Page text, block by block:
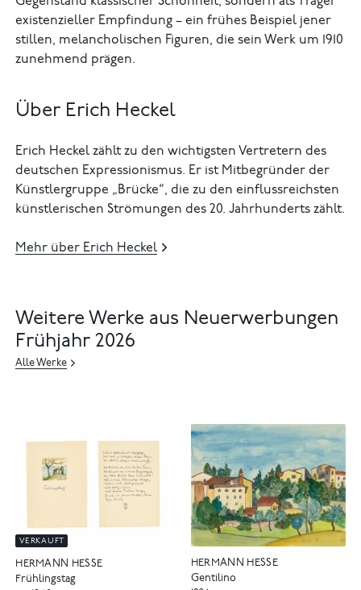
existenzieller Empfindung – ein frühes Beispiel jener
stillen, melancholischen Figuren, die sein Werk um 1910
zunehmend prägen.
Über Erich Heckel
Erich Heckel zählt zu den wichtigsten Vertretern des
deutschen Expressionismus. Er ist Mitbegründer der
Künstlergruppe „Brücke“, die zu den einflussreichsten
künstlerischen Strömungen des 20. Jahrhunderts zählt.
Mehr über Erich Heckel
Weitere Werke aus Neuerwerbungen
Frühjahr 2026
Alle Werke
VERKAUFT
HERMANN HESSE
Frühlingstag
HERMANN HESSE
Gentilino